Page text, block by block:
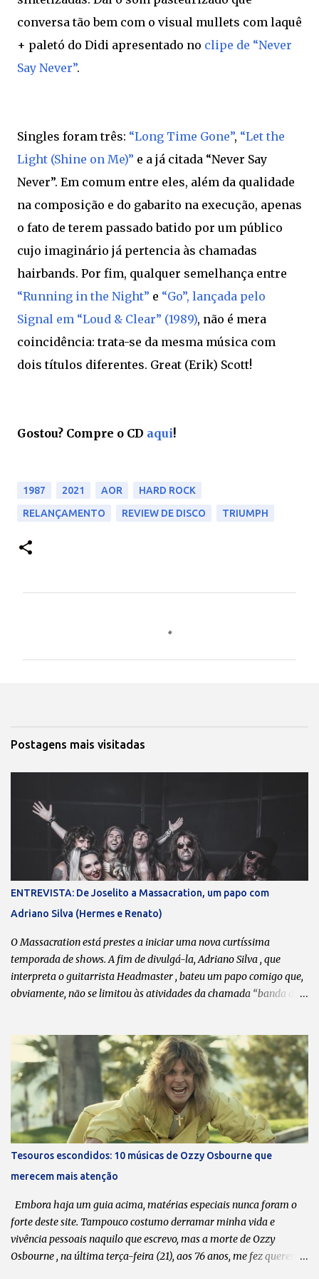
conversa tão bem com o visual mullets com laquê
+ paletó do Didi apresentado no clipe de “Never
Say Never”.
Singles foram três: “Long Time Gone”, “Let the
Light (Shine on Me)” e a já citada “Never Say
Never”. Em comum entre eles, além da qualidade
na composição e do gabarito na execução, apenas
o fato de terem passado batido por um público
cujo imaginário já pertencia às chamadas
hairbands. Por fim, qualquer semelhança entre
“Running in the Night” e “Go”, lançada pelo
Signal em “Loud & Clear” (1989), não é mera
coincidência: trata-se da mesma música com
dois títulos diferentes. Great (Erik) Scott!
Gostou? Compre o CD aqui!
1987 2021 AOR
HARD ROCK
RELANÇAMENTO
REVIEW DE DISCO TRIUMPH
i
Postagens mais visitadas
ENTREVISTA: De Joselito a Massacration, um papo com
Adriano Silva (Hermes e Renato)
O Massacration está prestes a iniciar uma nova curtíssima
temporada de shows. A fim de divulgá-la, Adriano Silva , que
interpreta o guitarrista Headmaster , bateu um papo comigo que,
obviamente, não se limitou às atividades da chamada “banda da
Massacration são as agendas de vocês. Sempre que coincide de
todos terem um “tempinho”, vocês se reúnem, lançam uma música
nova e/ou fazem uma série de shows. A última música data de
2020. Pode-se dizer que está ficando cada vez mais difícil encaixar
o Massacration nas agendas? Todos sabem que o Massacration é
um projeto em paralelo ao Hermes e Renato, que é o nosso foco
principal. Mas a gente está sempre desenvolvendo ideias, tentando
produzir músicas novas e videoclipes. O processo criativo do
Massacration passa muito pelo do Hermes e Renato. Apesar de ser
música, a gente trata como esquetes, mas realmente é um pouco
mais...
Tesouros escondidos: 10 músicas de Ozzy Osbourne que
merecem mais atenção
Embora haja um guia acima, matérias especiais nunca foram o
forte deste site. Tampouco costumo derramar minha vida e
vivência pessoais naquilo que escrevo, mas a morte de Ozzy
Osbourne , na última terça-feira (21), aos 76 anos, me fez querer